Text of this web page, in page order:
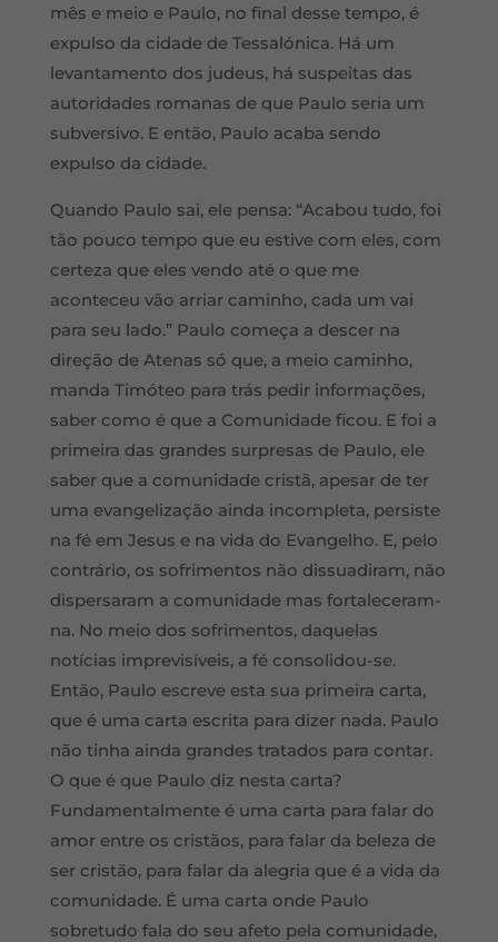
mês e meio e Paulo, no final desse tempo, é
expulso da cidade de Tessalónica. Há um
levantamento dos judeus, há suspeitas das
autoridades romanas de que Paulo seria um
subversivo. E então, Paulo acaba sendo
expulso da cidade.
Quando Paulo sai, ele pensa: “Acabou tudo, foi
tão pouco tempo que eu estive com eles, com
certeza que eles vendo até o que me
aconteceu vão arriar caminho, cada um vai
para seu lado.” Paulo começa a descer na
direção de Atenas só que, a meio caminho,
manda Timóteo para trás pedir informações,
saber como é que a Comunidade ficou. E foi a
primeira das grandes surpresas de Paulo, ele
saber que a comunidade cristã, apesar de ter
uma evangelização ainda incompleta, persiste
na fé em Jesus e na vida do Evangelho. E, pelo
contrário, os sofrimentos não dissuadiram, não
dispersaram a comunidade mas fortaleceram-
na. No meio dos sofrimentos, daquelas
notícias imprevisíveis, a fé consolidou-se.
Então, Paulo escreve esta sua primeira carta,
que é uma carta escrita para dizer nada. Paulo
não tinha ainda grandes tratados para contar.
O que é que Paulo diz nesta carta?
Fundamentalmente é uma carta para falar do
amor entre os cristãos, para falar da beleza de
ser cristão, para falar da alegria que é a vida da
comunidade. É uma carta onde Paulo
sobretudo fala do seu afeto pela comunidade,